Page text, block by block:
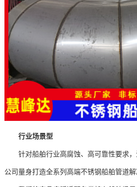
行业场景型
针对船舶行业高腐蚀、高可靠性要求
公司量身打造全系列高端不锈钢船舶管道解